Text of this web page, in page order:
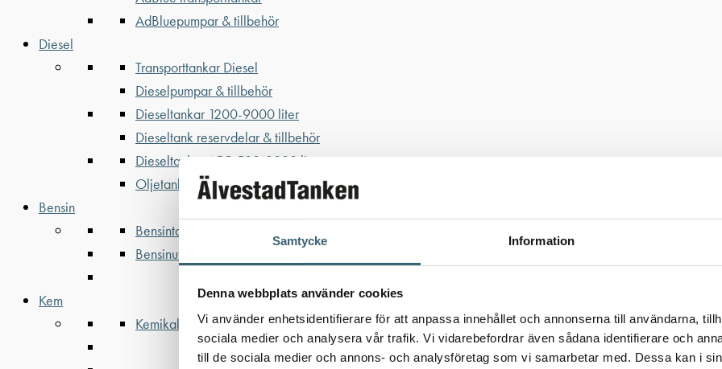
Samtycke Information
Denna webbplats använder cookies
Vi använder enhetsidentifierare för att anpassa innehållet och annonserna till användarna,
sociala medier och analysera vår trafik. Vi vidarebefordrar även sådana identifierare och
till de sociala medier och annons- och analysföretag som vi samarbetar med. Dessa kan i
AdBluepumpar & tillbehör
Diesel
Transporttankar Diesel
Dieselpumpar & tillbehör
Dieseltankar 1200-9000 liter
Dieseltank reservdelar & tillbehör
Dieseltankar ADR 500-3000 liter
Oljetankar 200-9000 liter
Bensin
Bensintankar
Bensinutrustning
Kem
Kemikalietankar